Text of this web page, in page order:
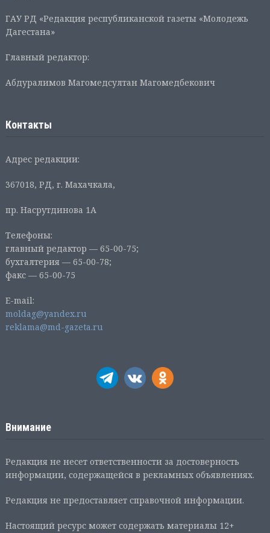
ГАУ РД «Редакция республиканской газеты «Молодежь
Дагестана»
Главный редактор:
Абдуралимов Магомедсултан Магомедбекович
Контакты
Адрес редакции:
367018, РД, г. Махачкала,
пр. Насрутдинова 1А
Телефоны:
главный редактор — 65-00-75;
бухгалтерия — 65-00-78;
факс — 65-00-75
E-mail:
moldag@yandex.ru
reklama@md-gazeta.ru
Внимание
Редакция не несет ответственности за достоверность
информации, содержащейся в рекламных объявлениях.
Редакция не предоставляет справочной информации.
Настоящий ресурс может содержать материалы 12+